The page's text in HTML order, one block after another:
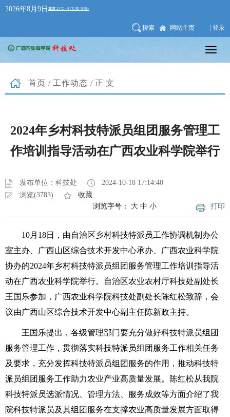
2026年8月9日
搜索 网站主页 | 登录
首页 / 工作动态 /正文
2024年乡村科技特派员组团服务管理工
作培训指导活动在广西农业科学院举行
发布单位：科技处
2024-10-18 17:14:40
浏览(3783)
收藏
打印
浏览字号： 大 中 小
10月18日，由自治区乡村科技特派员工作协调机制办公
室主办、广西山区综合技术开发中心承办、广西农业科学院
协办的2024年乡村科技特派员组团服务管理工作培训指导活
动在广西农业科学院举行。自治区农业农村厅科技处副处长
王国乐参加，广西农业科学院科技处副处长陈红松致辞，会
议由广西山区综合技术开发中心副主任陈新政主持。
王国乐提出，各级管理部门要充分做好科技特派员组团
服务管理工作，贯彻落实科技特派员组团服务工作相关任务
及要求，充分发挥科技特派员组团服务的作用，推动科技特
派员组团服务工作助力农业产业高质量发展。
陈红松从我院
科技特派员选派情况、管理方法、服务成效等方面介绍了我
院科技特派员及其组团服务在支撑农业高质量发展方面取得